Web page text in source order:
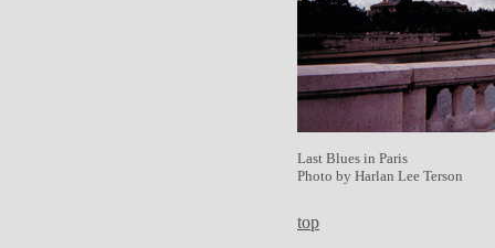
Last Blues in Paris
Photo by Harlan Lee Terson
top